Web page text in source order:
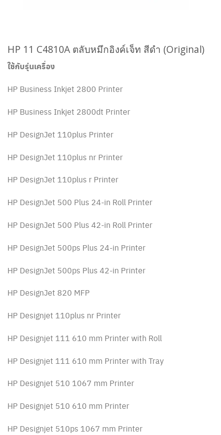
HP 11 C4810A ตลับหมึกอิงค์เจ็ท สีดำ (Original)
ใช้กับรุ่นเครื่อง
HP Business Inkjet 2800 Printer
HP Business Inkjet 2800dt Printer
HP DesignJet 110plus Printer
HP DesignJet 110plus nr Printer
HP DesignJet 110plus r Printer
HP DesignJet 500 Plus 24-in Roll Printer
HP DesignJet 500 Plus 42-in Roll Printer
HP DesignJet 500ps Plus 24-in Printer
HP DesignJet 500ps Plus 42-in Printer
HP DesignJet 820 MFP
HP Designjet 110plus nr Printer
HP Designjet 111 610 mm Printer with Roll
HP Designjet 111 610 mm Printer with Tray
HP Designjet 510 1067 mm Printer
HP Designjet 510 610 mm Printer
HP Designjet 510ps 1067 mm Printer